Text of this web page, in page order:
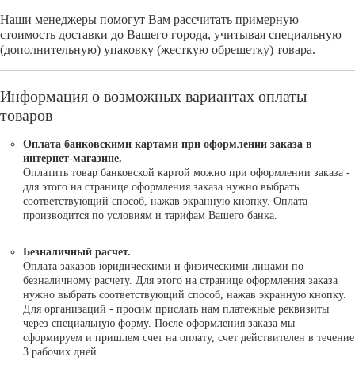
Наши менеджеры помогут Вам рассчитать примерную
стоимость доставки до Вашего города, учитывая специальную
(дополнительную) упаковку (жесткую обрешетку) товара.
Информация о возможных вариантах оплаты
товаров
Оплата банковскими картами при оформлении заказа в
интернет-магазине.
Оплатить товар банковской картой можно при оформлении заказа -
для этого на странице оформления заказа нужно выбрать
соответствующий способ, нажав экранную кнопку. Оплата
производится по условиям и тарифам Вашего банка.
Безналичный расчет.
Оплата заказов юридическими и физическими лицами по
безналичному расчету. Для этого на странице оформления заказа
нужно выбрать соответствующий способ, нажав экранную кнопку.
Для организаций - просим прислать нам платежные реквизиты
через специальную форму. После оформления заказа мы
сформируем и пришлем счет на оплату, счет действителен в течение
3 рабочих дней.